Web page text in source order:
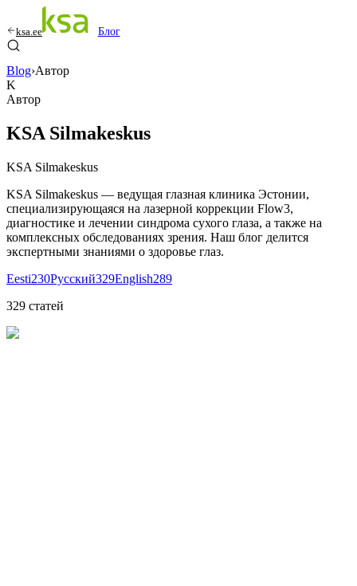
ksa.ee Блог
Blog›Автор
K
Автор
KSA Silmakeskus
KSA Silmakeskus
KSA Silmakeskus — ведущая глазная клиника Эстонии,
специализирующаяся на лазерной коррекции Flow3,
диагностике и лечении синдрома сухого глаза, а также на
комплексных обследованиях зрения. Наш блог делится
экспертными знаниями о здоровье глаз.
Eesti230Русский329English289
329 статей